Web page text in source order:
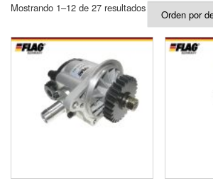
Mostrando 1–12 de 27 resultados